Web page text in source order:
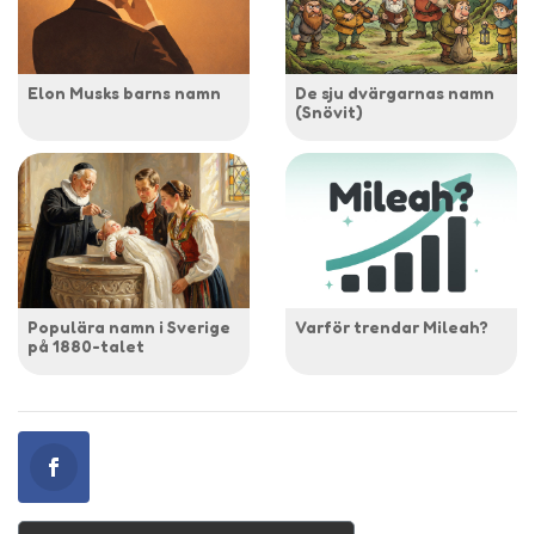
Elon Musks barns namn
De sju dvärgarnas namn
(Snövit)
Populära namn i Sverige
på 1880-talet
Varför trendar Mileah?